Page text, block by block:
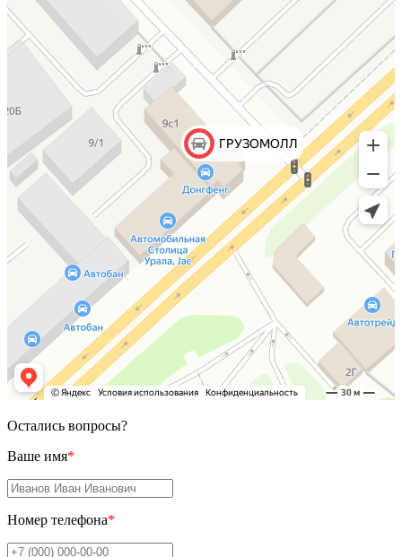
Остались вопросы?
Ваше имя*
Номер телефона*